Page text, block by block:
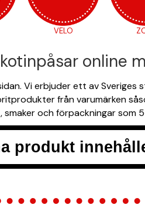
VELO
online
Vi erbjuder ett av
från varumärken
smaker och förpackningar
produkt